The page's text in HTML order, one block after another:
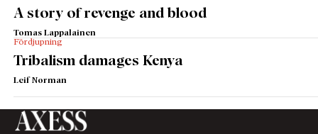
A story of revenge and blood
Tomas Lappalainen
Fördjupning
Tribalism damages Kenya
Leif Norman